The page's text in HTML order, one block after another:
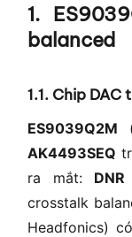
1.
balanced
1.1. Chip DAC
ES9039Q2M
AK4493SEQ
ra mắt:
crosstalk
Headfonics)